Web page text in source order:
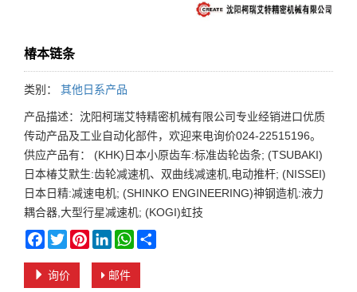
椿本链条
类别： 其他日系产品
产品描述：沈阳柯瑞艾特精密机械有限公司专业经销进口优质
传动产品及工业自动化部件，欢迎来电询价024-22515196。
供应产品有： (KHK)日本小原齿车:标准齿轮齿条; (TSUBAKI)
日本椿艾默生:齿轮减速机、双曲线减速机,电动推杆; (NISSEI)
日本日精:减速电机; (SHINKO ENGINEERING)神钢造机:液力
耦合器,大型行星减速机; (KOGI)虹技
Facebook
TwitterPinterestLinkedInWhatsApp
询价 邮件